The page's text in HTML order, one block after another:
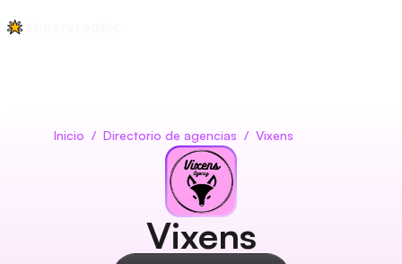
Inicio / Directorio de agencias / Vixens
Vixens